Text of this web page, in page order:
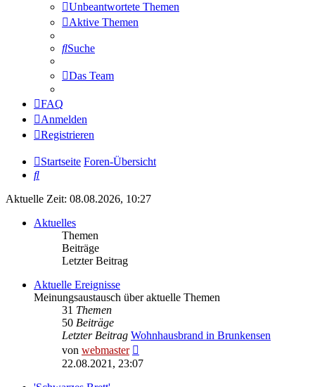
Unbeantwortete Themen
Aktive Themen
Suche
Das Team
FAQ
Anmelden
Registrieren
Startseite Foren-Übersicht
Suche
Aktuelle Zeit: 08.08.2026, 10:27
Aktuelles
Themen
Beiträge
Letzter Beitrag
Aktuelle Ereignisse
Meinungsaustausch über aktuelle Themen
31 Themen
50 Beiträge
Letzter Beitrag Wohnhausbrand in Brunkensen
von webmaster
Beitrag
22.08.2021, 23:07